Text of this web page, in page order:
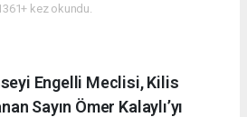
kez okundu.
Engelli Meclisi, Kilis
Sayın Ömer Kalaylı’yı